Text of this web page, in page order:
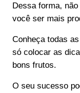
Dessa forma,
você ser mais
Conheça todas
só colocar as
bons frutos.
O seu sucesso